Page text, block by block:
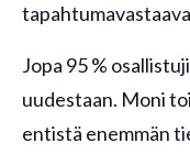
Jopa 95 %
uudestaan. Moni
entistä enemmän